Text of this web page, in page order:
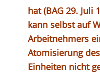
hat (BAG 29. Juli
kann selbst auf
Arbeitnehmers
Atomisierung
Einheiten nicht